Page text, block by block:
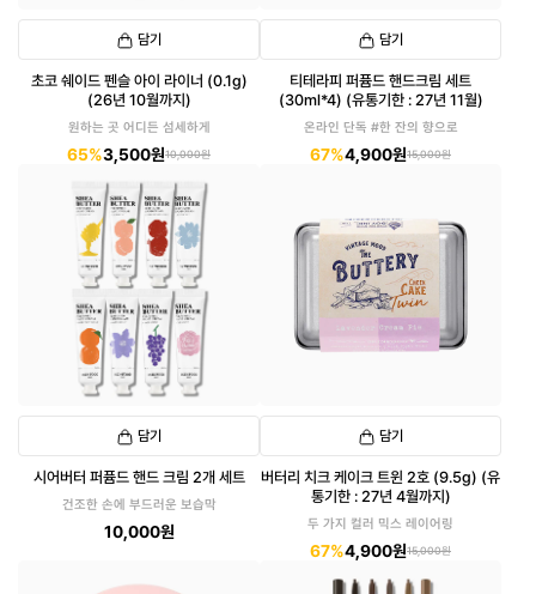
담기
초코 쉐이드 펜슬 아이 라이너 (0.1g)
(26년 10월까지)
원하는 곳 어디든 섬세하게
65%3,500원10,000원
담기
티테라피 퍼퓸드 핸드크림 세트
(30ml*4) (유통기한 : 27년 11월)
온라인 단독 #한 잔의 향으로
67%4,900원15,000원
담기
시어버터 퍼퓸드 핸드 크림 2개 세트
건조한 손에 부드러운 보습막
10,000원
담기
버터리 치크 케이크 트윈 2호 (9.5g) (유
통기한 : 27년 4월까지)
두 가지 컬러 믹스 레이어링
67%4,900원15,000원